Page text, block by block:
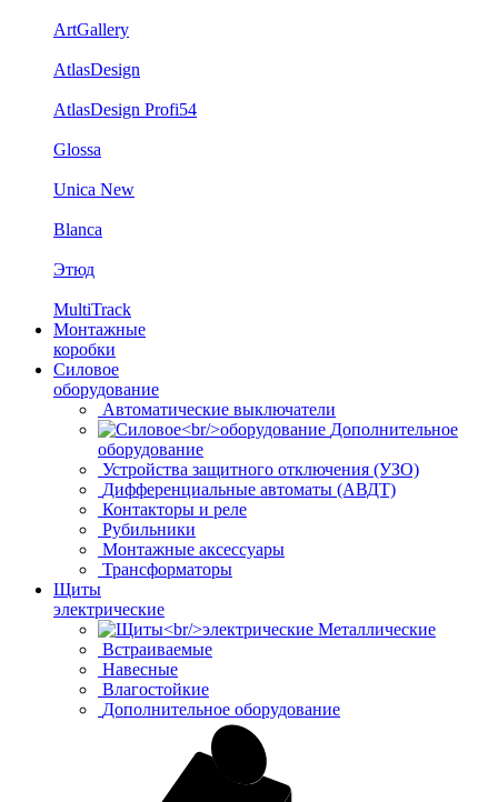
ArtGallery
AtlasDesign
AtlasDesign Profi54
Glossa
Unica New
Blanca
Этюд
MultiTrack
Монтажные
коробки
Силовое
оборудование
Автоматические выключатели
Дополнительное
оборудование
Устройства защитного отключения (УЗО)
Дифференциальные автоматы (АВДТ)
Контакторы и реле
Рубильники
Монтажные аксессуары
Трансформаторы
Щиты
электрические
Металлические
Встраиваемые
Навесные
Влагостойкие
Дополнительное оборудование